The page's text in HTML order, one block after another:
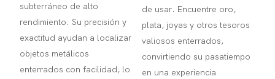
subterráneo de alto
rendimiento. Su precisión y
exactitud ayudan a localizar
objetos metálicos
enterrados con facilidad, lo
de usar. Encuentre oro,
plata, joyas y otros tesoros
valiosos enterrados,
convirtiendo su pasatiempo
en una experiencia